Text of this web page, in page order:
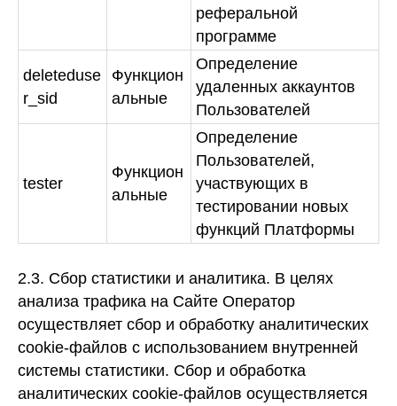
реферальной
программе
deleteduse
r_sid
Функцион
альные
Определение
удаленных аккаунтов
Пользователей
tester
Функцион
альные
Определение
Пользователей,
участвующих в
тестировании новых
функций Платформы
2.3. Сбор статистики и аналитика. В целях
анализа трафика на Сайте Оператор
осуществляет сбор и обработку аналитических
cookie-файлов с использованием внутренней
системы статистики. Сбор и обработка
аналитических cookie-файлов осуществляется